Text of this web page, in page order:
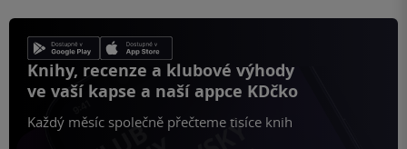
Knihy, recenze a klubové výhody
ve vaší kapse a naší appce KDčko
Každý měsíc společně přečteme tisíce knih